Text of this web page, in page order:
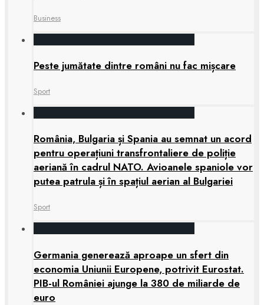
Business
Peste jumătate dintre români nu fac mișcare
Sport
România, Bulgaria și Spania au semnat un acord
pentru operațiuni transfrontaliere de poliție
aeriană în cadrul NATO. Avioanele spaniole vor
putea patrula și în spațiul aerian al Bulgariei
Sport
Germania generează aproape un sfert din
economia Uniunii Europene, potrivit Eurostat.
PIB-ul României ajunge la 380 de miliarde de
euro